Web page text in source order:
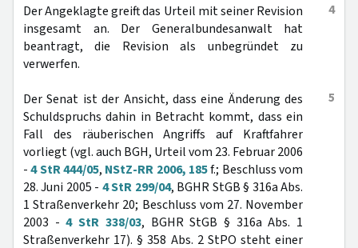
4
Der Angeklagte greift das Urteil mit seiner Revision
insgesamt an. Der Generalbundesanwalt hat
beantragt, die Revision als unbegründet zu
verwerfen.
5
Der Senat ist der Ansicht, dass eine Änderung des
Schuldspruchs dahin in Betracht kommt, dass ein
Fall des räuberischen Angriffs auf Kraftfahrer
vorliegt (vgl. auch BGH, Urteil vom 23. Februar 2006
-4 StR 444/05, NStZ-RR 2006, 185f.; Beschluss vom
28. Juni 2005 - 4 StR 299/04, BGHR StGB § 316a Abs.
1 Straßenverkehr 20; Beschluss vom 27. November
2003 -4 StR 338/03, BGHR StGB § 316a Abs. 1
Straßenverkehr 17). § 358 Abs. 2 StPO steht einer